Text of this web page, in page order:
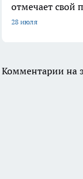
отмечает свой
28 июля
Комментарии на